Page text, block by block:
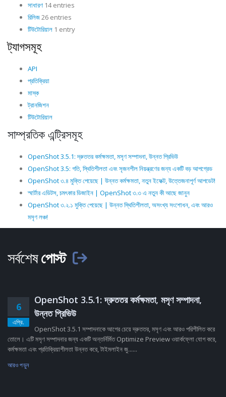
সাধারণ 14 entries
রিলিজ26 entries
টিউটোরিয়াল 1 entry
ট্যাগসমূহ
API
প্রতিক্রিয়া
মাস্ক
ট্রানজিশন
টিউটোরিয়াল
সাম্প্রতিক এন্ট্রিসমূহ
OpenShot 3.5.1: দ্রুততর কর্মক্ষমতা, মসৃণ সম্পাদনা, উন্নত প্রিভিউ
OpenShot 3.5: গতি, স্থিতিশীলতা এবং সৃজনশীল নিয়ন্ত্রণের জন্য একটি বড় আপগ্রেড
OpenShot ৩.৪ মুক্তি পেয়েছে | উন্নত কর্মক্ষমতা, নতুন ইফেক্ট, উত্তেজনাপূর্ণ আপডেট!
স্মার্টার এডিটস, চমৎকার ডিজাইন | OpenShot ৩.৩ এ নতুন কী আছে জানুন
OpenShot ৩.২.১ মুক্তি পেয়েছে | উন্নত স্থিতিশীলতা, অসংখ্য সংশোধন, এবং আরও
মসৃণ লঞ্চ!
সর্বশেষপোস্ট
6
এপ্রি.
OpenShot 3.5.1: দ্রুততর কর্মক্ষমতা, মসৃণ সম্পাদনা,
উন্নত প্রিভিউ
OpenShot 3.5.1 সম্পাদনাকে আগের চেয়ে দ্রুততর, মসৃণ এবং আরও পরিশীলিত করে
তোলে। এটি মসৃণ সম্পাদনার জন্য একটি অন্তর্নির্মিত Optimize Preview ওয়ার্কফ্লো যোগ করে,
কর্মক্ষমতা এবং প্রতিক্রিয়াশীলতা উন্নত করে, টাইমলাইন জু......
আরও পড়ুন